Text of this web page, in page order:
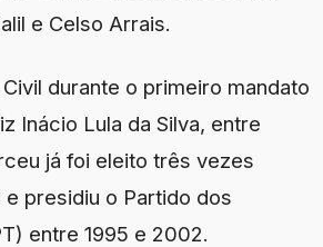
e Celso Arrais.
durante o primeiro mandato
Inácio Lula da Silva, entre
já foi eleito três vezes
presidiu o Partido dos
entre 1995 e 2002.